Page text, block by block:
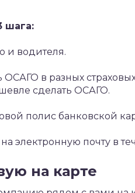
шага:
и водителя.
ОСАГО в разных
сделать ОСАГО.
полис банковской
электронную почту в
на карте